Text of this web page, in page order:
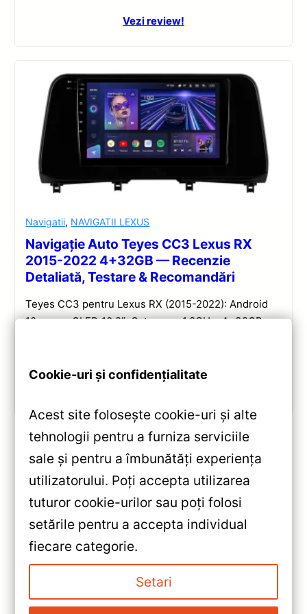
Vezi review!
Navigatii, NAVIGATII LEXUS
Navigație Auto Teyes CC3 Lexus RX
2015-2022 4+32GB — Recenzie
Detaliată, Testare & Recomandări
Teyes CC3 pentru Lexus RX (2015-2022): Android
10, ecran QLED 10.2″, Octa-core 1.8GHz, 4+32GB,
«Navigatie Auto Teyes CC3L 9″
IPS 2+32GB Quad-core —
Recenzie Detaliată, Testare &
Recomandări
Review Teyes CC3L Navigație
Auto Mazda MX-5 III NC (2008–
2015) — Merită Cumpărat?
Cookie-uri și confidențialitate
Acest site folosește cookie-uri și alte
tehnologii pentru a furniza serviciile
sale și pentru a îmbunătăți experiența
utilizatorului. Poți accepta utilizarea
tuturor cookie-urilor sau poți folosi
setările pentru a accepta individual
fiecare categorie.
Setari